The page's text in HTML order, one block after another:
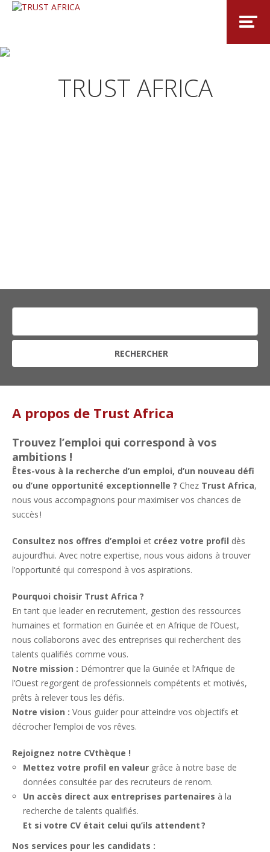
TRUST AFRICA
RECHERCHER
A propos de Trust Africa
Trouvez l’emploi qui correspond à vos
ambitions !
Êtes-vous à la recherche d’un emploi, d’un nouveau défi
ou d’une opportunité exceptionnelle ? Chez Trust Africa,
nous vous accompagnons pour maximiser vos chances de
succès !
Consultez nos offres d’emploi et créez votre profil dès
aujourd’hui. Avec notre expertise, nous vous aidons à trouver
l’opportunité qui correspond à vos aspirations.
Pourquoi choisir Trust Africa ?
En tant que leader en recrutement, gestion des ressources
humaines et formation en Guinée et en Afrique de l’Ouest,
nous collaborons avec des entreprises qui recherchent des
talents qualifiés comme vous.
Notre mission : Démontrer que la Guinée et l’Afrique de
l’Ouest regorgent de professionnels compétents et motivés,
prêts à relever tous les défis.
Notre vision : Vous guider pour atteindre vos objectifs et
décrocher l’emploi de vos rêves.
Rejoignez notre CVthèque !
Mettez votre profil en valeur grâce à notre base de
données consultée par des recruteurs de renom.
Un accès direct aux entreprises partenaires à la
recherche de talents qualifiés.
Et si votre CV était celui qu’ils attendent ?
Nos services pour les candidats :